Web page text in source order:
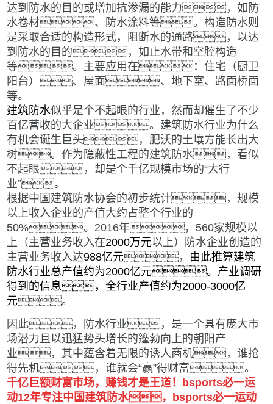
达到防水的目的或增加抗渗漏的能力，如防
水卷材、防水涂料等。构造防水则
是采取合适的构造形式，阻断水的通路，以达
到防水的目的，如止水带和空腔构造
等。主要应用在：住宅（厨卫
阳台）、屋面、地下室、路面桥面
等。
建筑防水似乎是个不起眼的行业，然而却催生了不少
百亿营收的大企业。建筑防水行业为什么
有机会诞生巨头，肥沃的土壤方能长出大
树。作为隐蔽性工程的建筑防水，看似
不起眼，却是个千亿规模市场的“大行
业”。
根据中国建筑防水协会的初步统计，规模
以上收入企业的产值大约占整个行业的
50%。2016年，560家规模以
上（主营业务收入在2000万元以上）防水企业创造的
主营业务收入达988亿元， 由此推算建筑
防水行业总产值约为2000亿元。产业调研
得到的信息，全行业产值约为2000-3000亿
元。
因此，防水行业，是一个具有庞大市
场潜力且以迅猛势头增长的篷勃向上的朝阳产
业，其中蕴含着无限的诱人商机，谁抢
得先机，谁就会“赢”得财富。
千亿巨额财富市场，赚钱才是王道！bsports必一运
动12年专注中国建筑防水，bsports必一运动